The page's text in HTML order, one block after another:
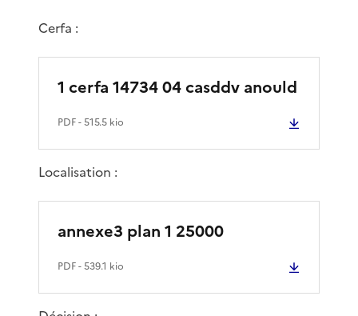
Cerfa :
1 cerfa 14734 04 casddv anould
PDF- 515.5 kio
Localisation :
annexe3 plan 1 25000
PDF- 539.1 kio